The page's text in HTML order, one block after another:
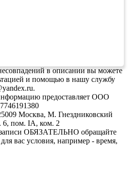
в описании вы можете
и помощью в нашу службу
предоставляет ООО
Москва, М. Гнездниковский
6, пом. IA, ком. 2
ОБЯЗАТЕЛЬНО обращайте
вас условия, например - время,